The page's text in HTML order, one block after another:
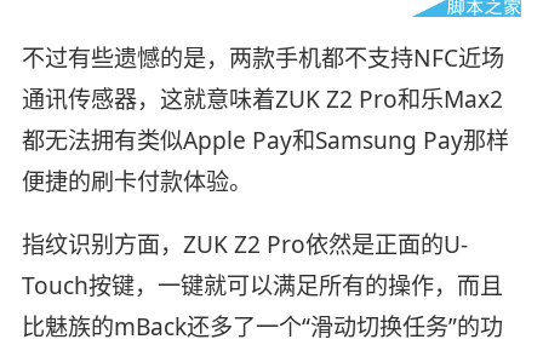
不过有些遗憾的是，两款手机都不支持NFC近场
通讯传感器，这就意味着ZUK Z2 Pro和乐Max2
都无法拥有类似Apple Pay和Samsung Pay那样
便捷的刷卡付款体验。
指纹识别方面，ZUK Z2 Pro依然是正面的U-
Touch按键，一键就可以满足所有的操作，而且
比魅族的mBack还多了一个“滑动切换任务”的功